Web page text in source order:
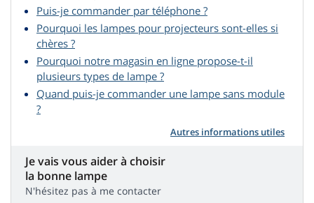
Puis-je commander par téléphone ?
Pourquoi les lampes pour projecteurs sont-elles si
chères ?
Pourquoi notre magasin en ligne propose-t-il
plusieurs types de lampe ?
Quand puis-je commander une lampe sans module
?
Autres informations utiles
Je vais vous aider à choisir
la bonne lampe
N'hésitez pas à me contacter